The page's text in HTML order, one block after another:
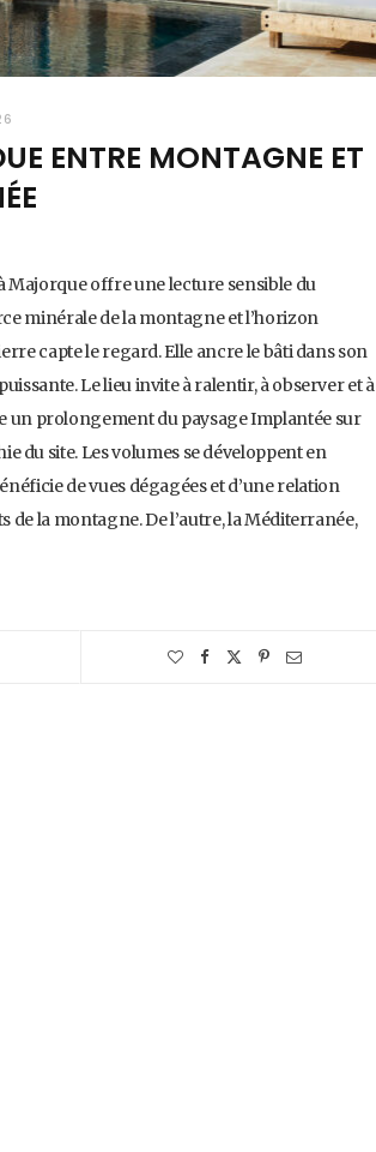
ENTRE MONTAGNE ET
Majorque offre une lecture sensible du
minérale de la montagne et l’horizon
capte le regard. Elle ancre le bâti dans son
Le lieu invite à ralentir, à observer et à
un prolongement du paysage Implantée sur
du site. Les volumes se développent en
de vues dégagées et d’une relation
de la montagne. De l’autre, la Méditerranée,